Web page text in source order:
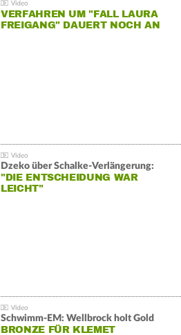
VERFAHREN UM "FALL LAURA
FREIGANG" DAUERT NOCH AN
Dzeko über Schalke-Verlängerung:
"DIE ENTSCHEIDUNG WAR
LEICHT"
Schwimm-EM: Wellbrock holt Gold
BRONZE FÜR KLEMET